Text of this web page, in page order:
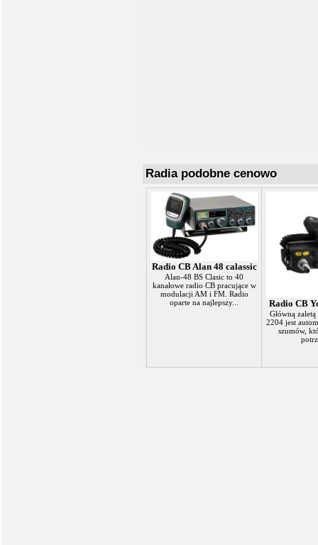
Radia podobne cenowo
Radio CB Alan 48 calassic
Alan-48 BS Clasic to 40
kanałowe radio CB pracujące w
modulacji AM i FM. Radio
oparte na najlepszy...
Radio CB
Główną
2204 jest
szumów,